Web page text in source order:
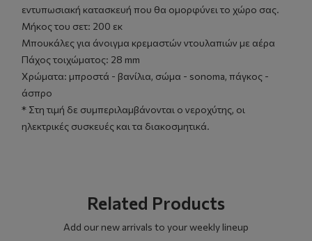
εντυπωσιακή κατασκευή που θα ομορφύνει το χώρο σας.
Μήκος του σετ: 200 εκ
Μπουκάλες για άνοιγμα κρεμαστών ντουλαπιών με αέρα
Πάχος τοιχώματος: 28 mm
Χρώματα: μπροστά - βανίλια, σώμα - sonoma, πάγκος -
άσπρο
* Στη τιμή δε συμπεριλαμβάνονται ο νεροχύτης, οι
ηλεκτρικές συσκευές και τα διακοσμητικά.
Related Products
Add our new arrivals to your weekly lineup